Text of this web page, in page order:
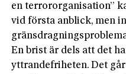
en terrororganisation”
vid första anblick, men
En brist är dels att det
yttrandefriheten. Det